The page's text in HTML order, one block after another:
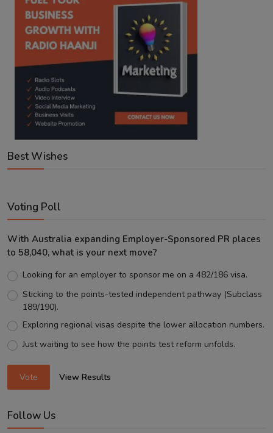
Best Wishes
Voting Poll
With Australia expanding Employer-Sponsored PR places
to 58,040, what is your next move?
Looking for an employer to sponsor me on a 482/186 visa.
Sticking to the points-tested independent pathway (Subclass
189/190).
Exploring regional visas despite the lower allocation numbers.
Just waiting to see how the points test reform unfolds.
Vote View Results
Follow Us